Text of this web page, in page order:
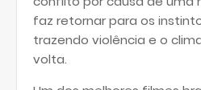
faz retornar para os
trazendo violência e o
volta.